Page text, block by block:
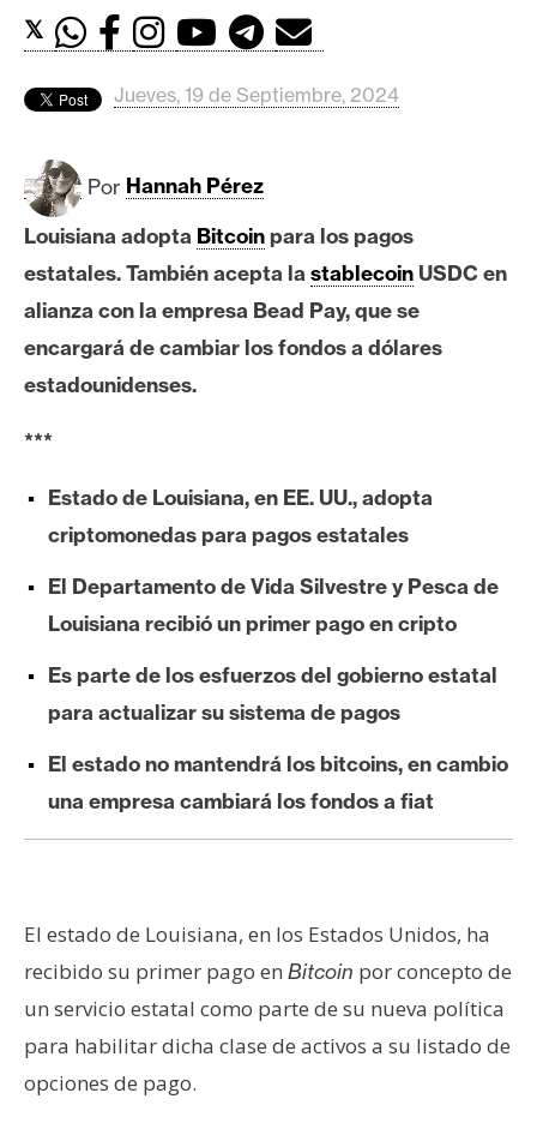
o
i
c
o
i
n
e
r
u
m
I
i
s
i
s
𝕏
Jueves, 19 de Septiembre, 2024
Por Hannah Pérez
Louisiana adopta Bitcoinpara los pagos
estatales. También acepta la stablecoin USDC en
alianza con la empresa Bead Pay, que se
encargará de cambiar los fondos a dólares
estadounidenses.
***
Estado de Louisiana, en EE. UU., adopta
criptomonedas para pagos estatales
El Departamento de Vida Silvestre y Pesca de
Louisiana recibió un primer pago en cripto
Es parte de los esfuerzos del gobierno estatal
para actualizar su sistema de pagos
El estado no mantendrá los bitcoins, en cambio
una empresa cambiará los fondos a fiat
El estado de Louisiana, en los Estados Unidos, ha
recibido su primer pago en Bitcoin por concepto de
un servicio estatal como parte de su nueva política
para habilitar dicha clase de activos a su listado de
opciones de pago.